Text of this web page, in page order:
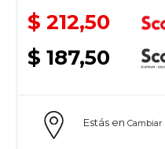
$ 212,50
$ 187,50
Estás en Cambiar